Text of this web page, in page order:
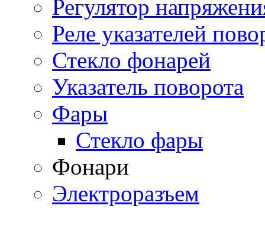
Регулятор
Реле указателей
Стекло фонарей
Указатель поворота
Фары
Стекло фары
Фонари
Электроразъем